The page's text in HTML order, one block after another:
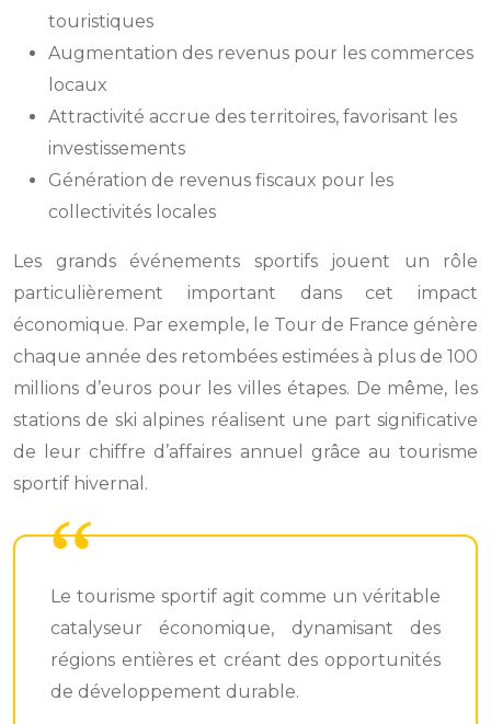
touristiques
Augmentation des revenus pour les commerces
locaux
Attractivité accrue des territoires, favorisant les
investissements
Génération de revenus fiscaux pour les
collectivités locales
Les grands événements sportifs jouent un rôle
particulièrement important dans cet impact
économique. Par exemple, le Tour de France génère
chaque année des retombées estimées à plus de 100
millions d’euros pour les villes étapes. De même, les
stations de ski alpines réalisent une part significative
de leur chiffre d’affaires annuel grâce au tourisme
sportif hivernal.
Le tourisme sportif agit comme un véritable
catalyseur économique, dynamisant des
régions entières et créant des opportunités
de développement durable.